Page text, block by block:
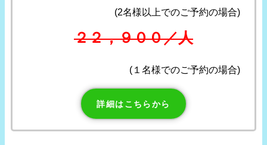
(2名様以上でのご予約の場合)
２２，９００／人
(１名様でのご予約の場合)
詳細はこちらから